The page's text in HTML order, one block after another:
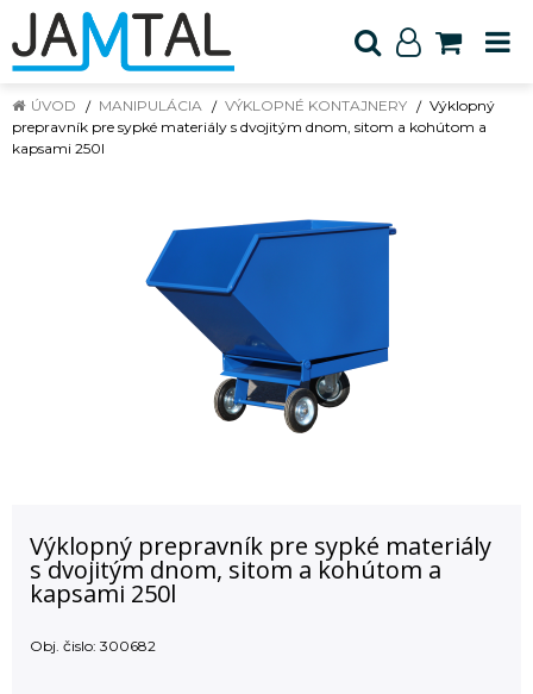
ÚVOD MANIPULÁCIA VÝKLOPNÉ KONTAJNERY
Výklopný
prepravník pre sypké materiály s dvojitým dnom, sitom a kohútom a
kapsami 250l
Výklopný prepravník pre sypké materiály
s dvojitým dnom, sitom a kohútom a
kapsami 250l
Obj. čislo: 300682